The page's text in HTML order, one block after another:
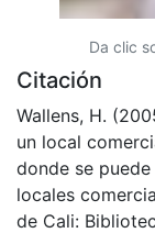
Da clic
Citación
Wallens, H.
un local
donde se
locales
de Cali: